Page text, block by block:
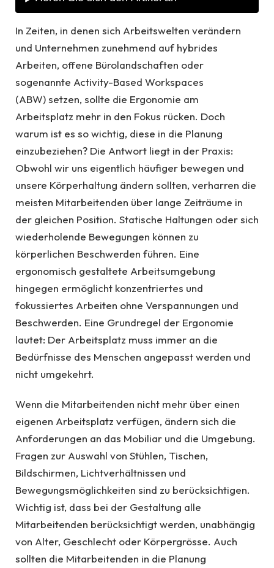
In Zeiten, in denen sich Arbeitswelten verändern
und Unternehmen zunehmend auf hybrides
Arbeiten, offene Bürolandschaften oder
sogenannte Activity-Based Workspaces
(ABW) setzen, sollte die Ergonomie am
Arbeitsplatz mehr in den Fokus rücken. Doch
warum ist es so wichtig, diese in die Planung
einzubeziehen? Die Antwort liegt in der Praxis:
Obwohl wir uns eigentlich häufiger bewegen und
unsere Körperhaltung ändern sollten, verharren die
meisten Mitarbeitenden über lange Zeiträume in
der gleichen Position. Statische Haltungen oder sich
wiederholende Bewegungen können zu
körperlichen Beschwerden führen. Eine
ergonomisch gestaltete Arbeitsumgebung
hingegen ermöglicht konzentriertes und
fokussiertes Arbeiten ohne Verspannungen und
Beschwerden. Eine Grundregel der Ergonomie
lautet: Der Arbeitsplatz muss immer an die
Bedürfnisse des Menschen angepasst werden und
nicht umgekehrt.
Wenn die Mitarbeitenden nicht mehr über einen
eigenen Arbeitsplatz verfügen, ändern sich die
Anforderungen an das Mobiliar und die Umgebung.
Fragen zur Auswahl von Stühlen, Tischen,
Bildschirmen, Lichtverhältnissen und
Bewegungsmöglichkeiten sind zu berücksichtigen.
Wichtig ist, dass bei der Gestaltung alle
Mitarbeitenden berücksichtigt werden, unabhängig
von Alter, Geschlecht oder Körpergrösse. Auch
sollten die Mitarbeitenden in die Planung